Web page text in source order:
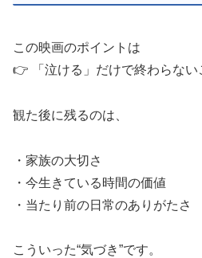
この映画のポイントは
👉 「泣ける」だけで終わらない
観た後に残るのは、
・家族の大切さ
・今生きている時間の価値
・当たり前の日常のありがたさ
こういった“気づき”です。